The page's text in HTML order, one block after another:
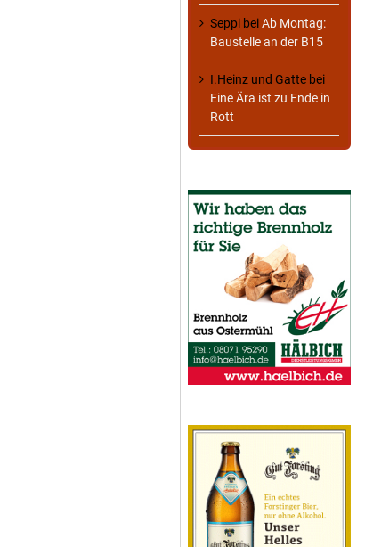
Seppi beiAb Montag:
Baustelle an der B15
I.Heinz und Gatte bei
Eine Ära ist zu Ende in
Rott